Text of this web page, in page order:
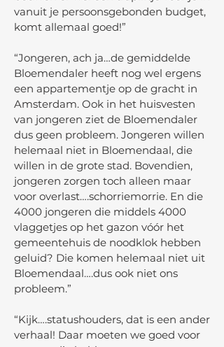
vanuit je persoonsgebonden budget,
komt allemaal goed!”
“Jongeren, ach ja…de gemiddelde
Bloemendaler heeft nog wel ergens
een appartementje op de gracht in
Amsterdam. Ook in het huisvesten
van jongeren ziet de Bloemendaler
dus geen probleem. Jongeren willen
helemaal niet in Bloemendaal, die
willen in de grote stad. Bovendien,
jongeren zorgen toch alleen maar
voor overlast….schorriemorrie. En die
4000 jongeren die middels 4000
vlaggetjes op het gazon vóór het
gemeentehuis de noodklok hebben
geluid? Die komen helemaal niet uit
Bloemendaal….dus ook niet ons
probleem.”
“Kijk….statushouders, dat is een ander
verhaal! Daar moeten we goed voor